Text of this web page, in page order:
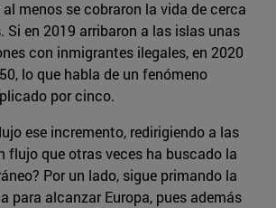
menos se cobraron la vida de cerca
Si en 2019 arribaron a las islas unas
con inmigrantes ilegales, en 2020
lo que habla de un fenómeno
por cinco.
ese incremento, redirigiendo a las
flujo que otras veces ha buscado la
Por un lado, sigue primando la
para alcanzar Europa, pues además